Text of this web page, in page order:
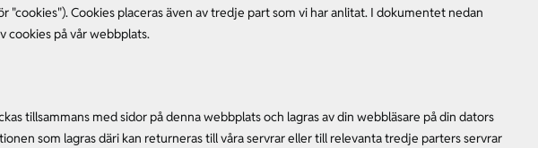
"cookies"). Cookies placeras även av tredje part som vi har anlitat. I dokumentet nedan
cookies på vår webbplats.
tillsammans med sidor på denna webbplats och lagras av din webbläsare på din dators
som lagras däri kan returneras till våra servrar eller till relevanta tredje parters servrar